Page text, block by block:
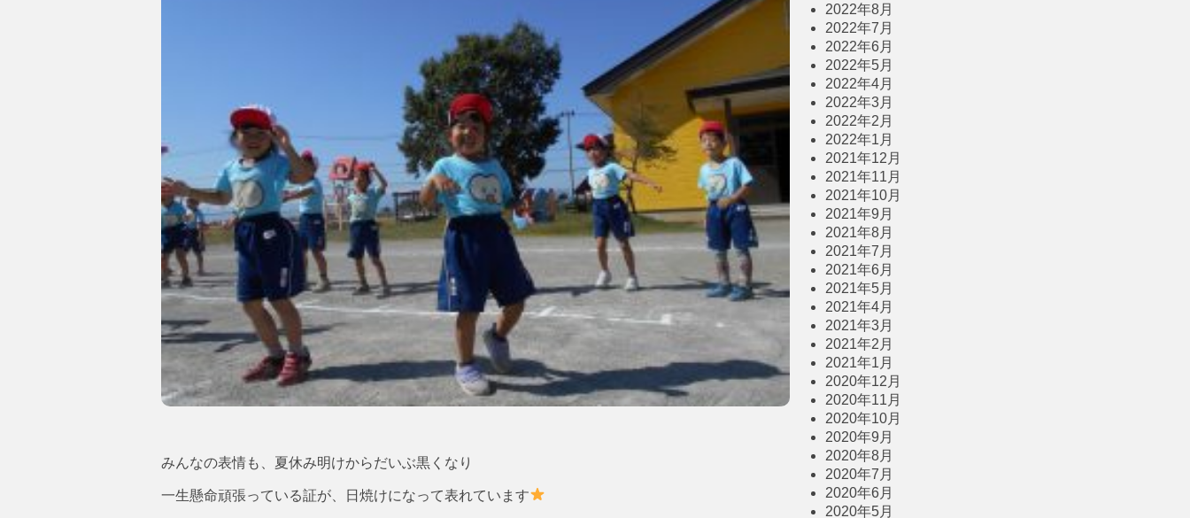
みんなの表情も、夏休み明けからだいぶ黒くなり
一生懸命頑張っている証が、日焼けになって表れています
2022年8月
2022年7月
2022年6月
2022年5月
2022年4月
2022年3月
2022年2月
2022年1月
2021年12月
2021年11月
2021年10月
2021年9月
2021年8月
2021年7月
2021年6月
2021年5月
2021年4月
2021年3月
2021年2月
2021年1月
2020年12月
2020年11月
2020年10月
2020年9月
2020年8月
2020年7月
2020年6月
2020年5月